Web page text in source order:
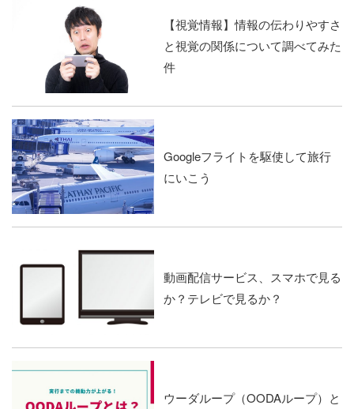
【視覚情報】情報の伝わりやすさ
と視覚の関係について調べてみた
件
Googleフライトを駆使して旅行
にいこう
動画配信サービス、スマホで見る
か？テレビで見るか？
ウーダループ（OODAループ）と